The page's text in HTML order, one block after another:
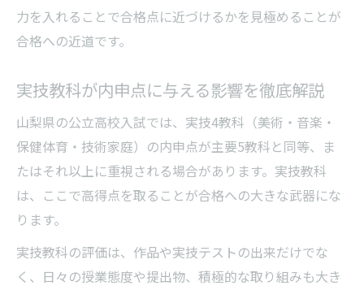
積極的な質問や発言が内申点評価に効く理
由
な訳
内申点向上に役立つ日々の学習習慣を作ろ
う
先生からの評価を高める日常の行動例を紹
介
内申点が合格を左右する山梨県の合格戦略
山梨県高校入試の合格点と内申点の関係性
内申点を最大化するための年間戦略プラン
力を入れることで合格点に近づけるかを見極めることが
合格への近道です。
実技教科が内申点に与える影響を徹底解説
山梨県の公立高校入試では、実技4教科（美術・音楽・
保健体育・技術家庭）の内申点が主要5教科と同等、ま
たはそれ以上に重視される場合があります。実技教科
は、ここで高得点を取ることが合格への大きな武器にな
ります。
実技教科の評価は、作品や実技テストの出来だけでな
く、日々の授業態度や提出物、積極的な取り組みも大き